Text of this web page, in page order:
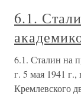
6.1.
6.1. Сталин на
г. 5 мая 1941 г.,
Кремлевского